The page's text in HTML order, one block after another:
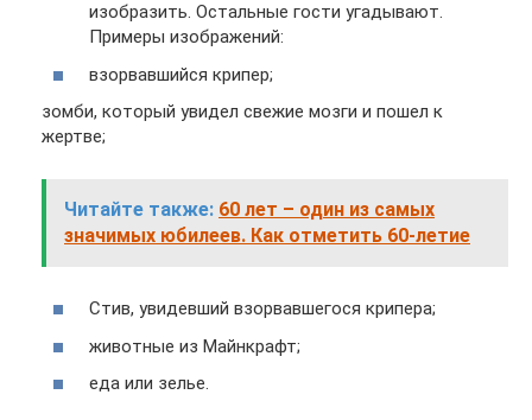
изобразить. Остальные гости угадывают.
Примеры изображений:
взорвавшийся крипер;
зомби, который увидел свежие мозги и пошел к
жертве;
Читайте также: 60 лет – один из самых
значимых юбилеев. Как отметить 60-летие
Стив, увидевший взорвавшегося крипера;
животные из Майнкрафт;
еда или зелье.